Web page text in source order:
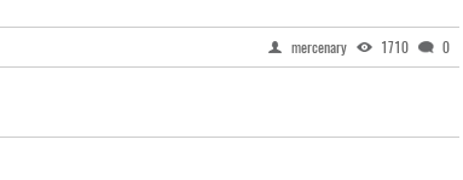
mercenary 1710 0